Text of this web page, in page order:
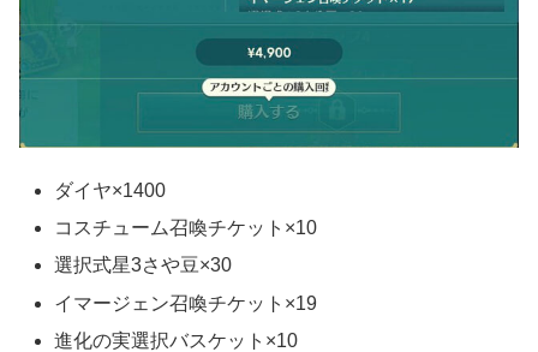
ダイヤ×1400
コスチューム召喚チケット×10
選択式星3さや豆×30
イマージェン召喚チケット×19
進化の実選択バスケット×10